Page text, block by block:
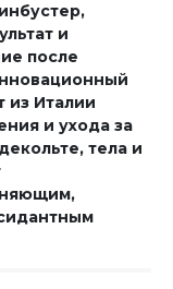
и
после
из Италии
и ухода за
тела и